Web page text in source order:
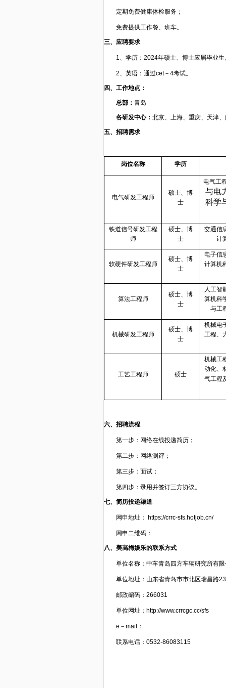
定期免费健康体检服务；
免费提供工作餐、班车。
三、应聘要求
1、学历：2024年硕士、博士应届毕业生
2、英语：通过cet－4考试。
四、工作地点：
总部： 青岛
各研发中心： 北京、上海、重庆、天津
五、招聘需求
岗位名称 学历
电气研发工程师
硕士、博
士
电气工
与电
科学
铁道信号研发工程
师
硕士、博
士
交通信
计
软硬件研发工程师
硕士、博
士
电子信
计算机
算法工程师
硕士、博
士
人工智
算机科
与工
机械研发工程师
硕士、博
士
机械电
工程、
工艺工程师 硕士
机械工
动化、
气工程
六、招聘流程
第一步：网络在线投递简历；
第二步：网络测评；
第三步：面试；
第四步：录用并签订三方协议。
七、简历投递渠道
网申地址： https://crrc-sfs.hotjob.cn/
网申二维码：
八、美高梅娱乐的联系方式
单位名称：中车青岛四方车辆研究所有
单位地址：山东省青岛市市北区瑞昌路
邮政编码：266031
单位网址：http://www.crrcgc.cc/sfs
e －mail：
联系电话：0532-86083115